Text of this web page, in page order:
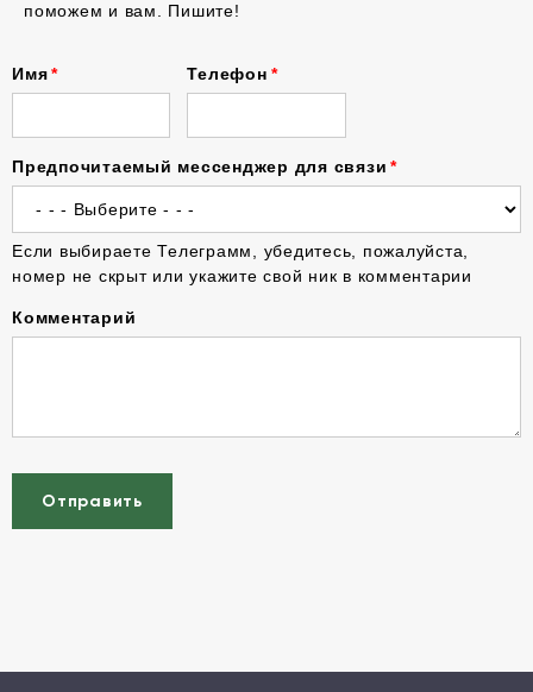
поможем и вам. Пишите!
Имя Телефон
Предпочитаемый мессенджер для связи
Если выбираете Телеграмм, убедитесь, пожалуйста,
номер не скрыт или укажите свой ник в комментарии
Комментарий
Отправить